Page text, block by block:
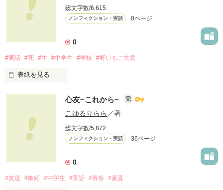
総文字数/6,615
ノンフィクション・実話 0ページ
0
#実話 #死 #生 #中学生 #学校 #野いちご大賞
表紙を見る
___いつからだろう
こんなにも死にたくなったのは。
心友~これから~ 完
こゆるりらら ／著
総文字数/5,872
ノンフィクション・実話 36ページ
0
#友達 #嫉妬 #中学生 #実話 #青春 #素直